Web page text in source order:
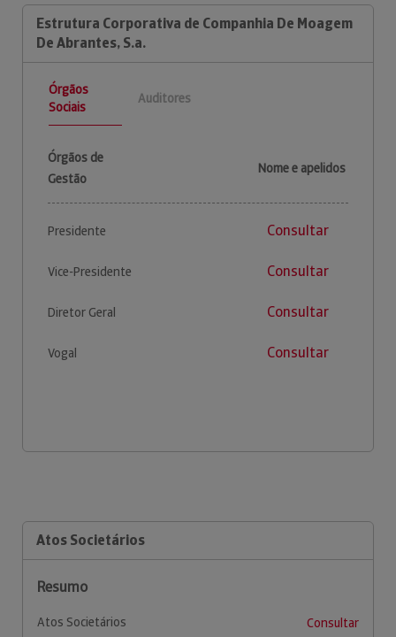
Estrutura Corporativa de Companhia De Moagem
De Abrantes, S.a.
Órgãos
Sociais
Auditores
Órgãos de
Gestão
Nome e apelidos
Presidente Consultar
Vice-Presidente Consultar
Diretor Geral Consultar
Vogal Consultar
Atos Societários
Resumo
Atos Societários
Consultar